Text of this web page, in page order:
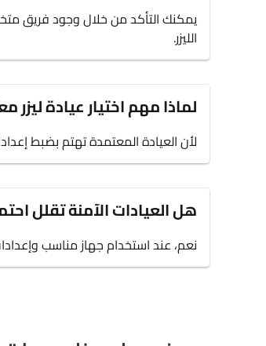
يمكنك التأكد من خلال وجود فريق
الليزر.
لماذا مهم اختيار عيادة ليزر
لأن العيادة المعتمدة تهتم بضبط
هل العيادات الآمنة تقلل
نعم، عند استخدام جهاز مناسب